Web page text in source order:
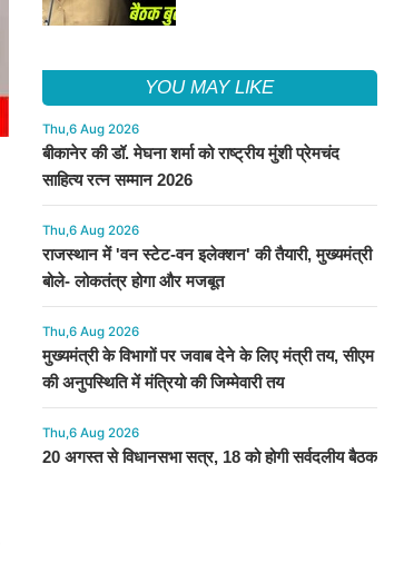
YOU MAY LIKE
Thu,6 Aug 2026
बीकानेर की डॉ. मेघना शर्मा को राष्ट्रीय मुंशी प्रेमचंद
साहित्य रत्न सम्मान 2026
Thu,6 Aug 2026
राजस्थान में 'वन स्टेट-वन इलेक्शन' की तैयारी, मुख्यमंत्री
बोले- लोकतंत्र होगा और मजबूत
Thu,6 Aug 2026
मुख्यमंत्री के विभागों पर जवाब देने के लिए मंत्री तय, सीएम
की अनुपस्थिति में मंत्रियो की जिम्मेवारी तय
Thu,6 Aug 2026
20 अगस्त से विधानसभा सत्र, 18 को होगी सर्वदलीय बैठक